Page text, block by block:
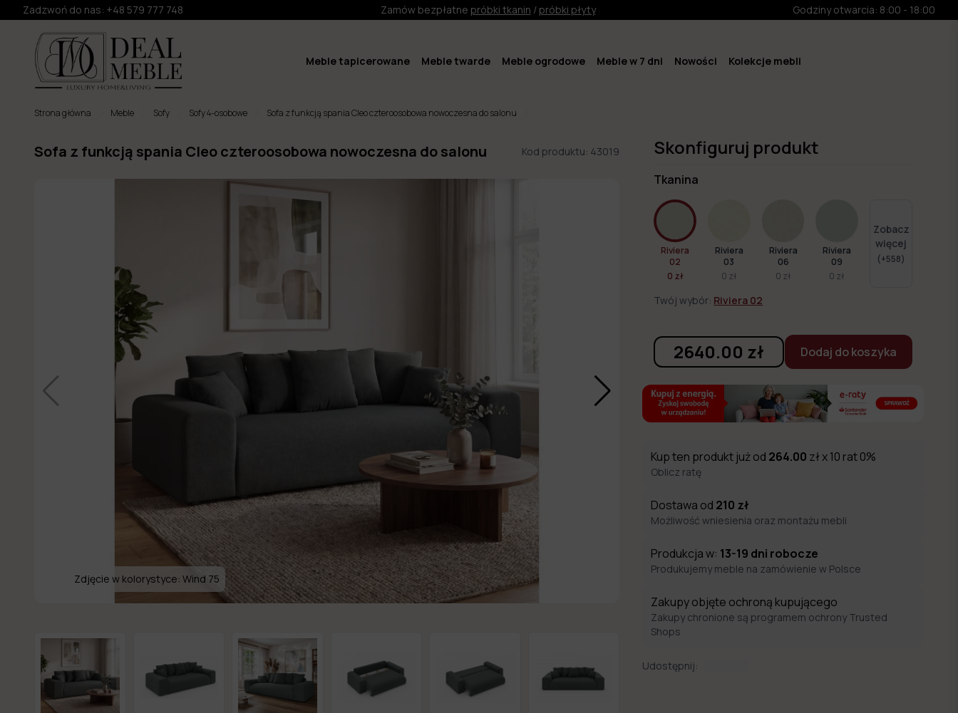
Zadzwoń do nas: +48 579 777 748 Zamów bezpłatne próbki tkanin / próbki płyty Godziny otwarcia: 8:00 - 18:00
Meble tapicerowane Meble twarde Meble ogrodowe Meble w 7 dni Nowości Kolekcje mebli
Strona główna Meble Sofy Sofy 4-osobowe Sofa z funkcją spania Cleo czteroosobowa nowoczesna do salonu
Sofa z funkcją spania Cleo czteroosobowa nowoczesna do salonu Kod produktu: 43019
Zdjęcie w kolorystyce: Wind 75 Zdjęcie w kolorystyce:
Skonfiguruj produkt
Tkanina
Riviera
02
0 zł
Riviera
03
0 zł
Riviera
06
0 zł
Riviera
09
0 zł
Zobacz
więcej
(+558)
Twój wybór: Riviera 02
2640.00 zł Dodaj do koszyka
Kup ten produkt już od 264.00 zł x 10 rat 0%
Oblicz ratę
Dostawa od 210 zł
Możliwość wniesienia oraz montażu mebli
Produkcja w: 13-19 dni robocze
Produkujemy meble na zamówienie w Polsce
Zakupy objęte ochroną kupującego
Zakupy chronione są programem ochrony Trusted
Shops
Udostępnij: